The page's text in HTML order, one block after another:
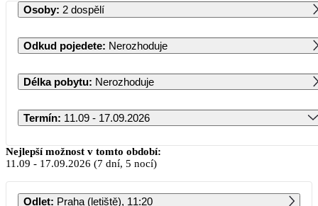
Osoby: 2 dospělí
Odkud pojedete: Nerozhoduje
Délka pobytu: Nerozhoduje
Termín: 11.09 - 17.09.2026
Září 2026
PO ÚT ST ČT PÁ SO NE
Nejlepší možnost v tomto období:
11.09 - 17.09.2026 (7 dní, 5 nocí)
Odlet: Praha (letiště), 11:20